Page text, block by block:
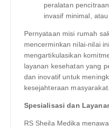
peralatan
invasif minimal,
Pernyataan misi rumah
mencerminkan nilai-nilai
mengartikulasikan
layanan kesehatan yang
dan inovatif untuk
kesejahteraan masyarakat.
Spesialisasi dan
RS Sheila Medika